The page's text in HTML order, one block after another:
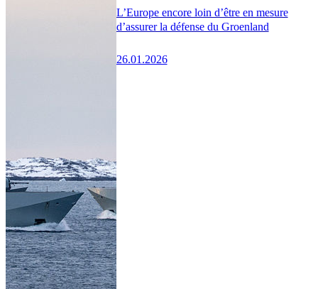
L’Europe encore loin d’être en mesure
d’assurer la défense du Groenland
26.01.2026